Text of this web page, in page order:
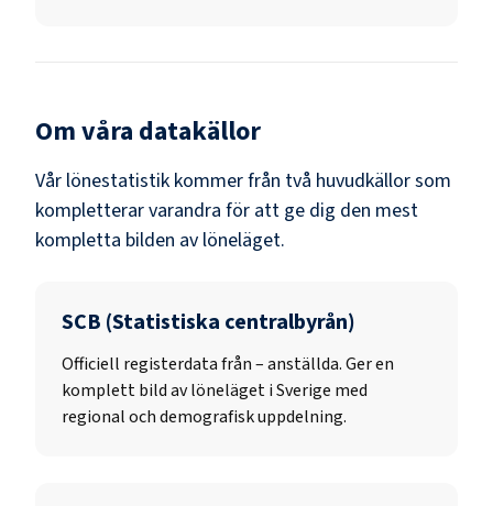
Om våra datakällor
Vår lönestatistik kommer från två huvudkällor som
kompletterar varandra för att ge dig den mest
kompletta bilden av löneläget.
SCB (Statistiska centralbyrån)
Officiell registerdata från–anställda. Ger en
komplett bild av löneläget i Sverige med
regional och demografisk uppdelning.